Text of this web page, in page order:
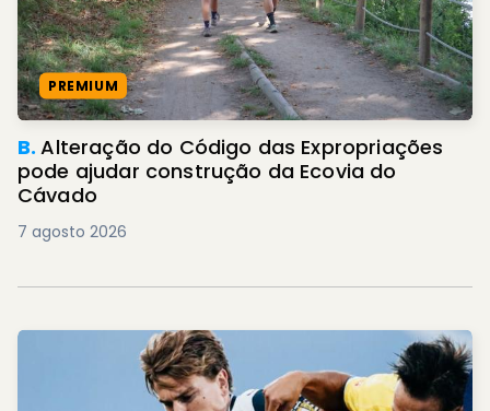
PREMIUM
B.Alteração do Código das Expropriações
pode ajudar construção da Ecovia do
Cávado
7 agosto 2026